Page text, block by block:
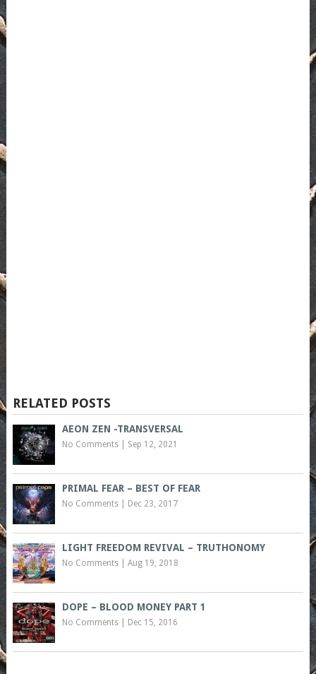
RELATED POSTS
AEON ZEN -TRANSVERSAL
No Comments| Sep 12, 2021
PRIMAL FEAR – BEST OF FEAR
No Comments| Dec 23, 2017
LIGHT FREEDOM REVIVAL – TRUTHONOMY
No Comments| Aug 19, 2018
DOPE – BLOOD MONEY PART 1
No Comments| Dec 15, 2016